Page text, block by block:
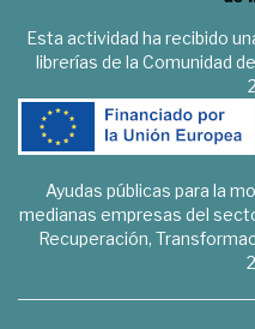
Esta actividad ha recibido
librerías de la Comunidad
Ayudas públicas para la
medianas empresas del
Recuperación,